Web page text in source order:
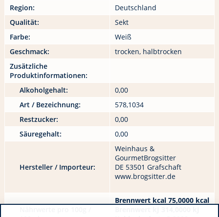
Region:
Deutschland
Qualität:
Sekt
Farbe:
Weiß
Geschmack:
trocken, halbtrocken
Zusätzliche
Produktinformationen:
Alkoholgehalt:
0,00
Art / Bezeichnung:
578,1034
Restzucker:
0,00
Säuregehalt:
0,00
Hersteller / Importeur:
Weinhaus &
GourmetBrogsitter
DE 53501 Grafschaft
www.brogsitter.de
Brennwert kcal 75,0000 kcal